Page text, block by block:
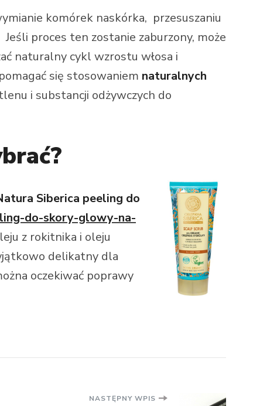
komórek naskórka, przesuszaniu
proces ten zostanie zaburzony, może
naturalny cykl wzrostu włosa i
się stosowaniem naturalnych
i substancji odżywczych do
Siberica peeling do
do-skory-glowy-na-
z rokitnika i oleju
delikatny dla
oczekiwać poprawy
NASTĘPNY WPIS